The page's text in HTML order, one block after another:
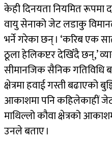
केही दिनयता नियमित रूपमा
वायु सेनाको जेट लडाकु
भर्ने गरेका छन् । ‘करिब एक
ठूला हेलिकप्टर देखिँदै छन्,’
सीमानजिक सैनिक गतिविधि
क्षेत्रमा हवाई गस्ती बढाएको
आकाशमा पनि कहिलेकाहीं
माथिल्लो कौवा क्षेत्रको
उनले बताए ।